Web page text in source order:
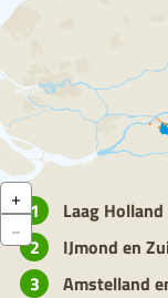
Z
o
m
+
Z
o−
Laag Holland
IJmond en
Amstelland